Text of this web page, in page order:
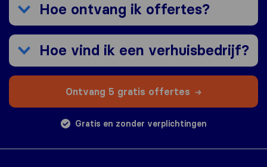
Hoe ontvang ik offertes?
Hoe vind ik een verhuisbedrijf?
Ontvang 5 gratis offertes
Gratis en zonder verplichtingen